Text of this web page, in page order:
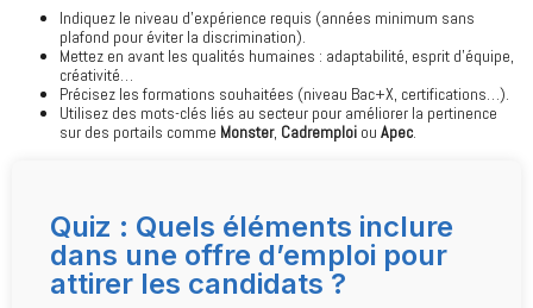
Indiquez le niveau d’expérience requis (années minimum sans
plafond pour éviter la discrimination).
Mettez en avant les qualités humaines : adaptabilité, esprit d’équipe,
créativité…
Précisez les formations souhaitées (niveau Bac+X, certifications…).
Utilisez des mots-clés liés au secteur pour améliorer la pertinence
sur des portails comme Monster, Cadremploi ou Apec.
Quiz : Quels éléments inclure
dans une offre d’emploi pour
attirer les candidats ?